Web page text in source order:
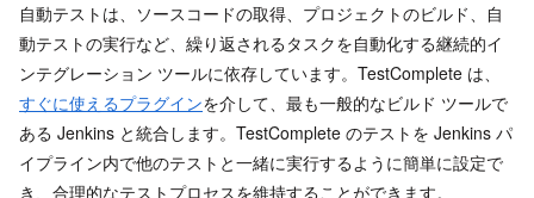
自動テストは、ソースコードの取得、プロジェクトのビルド、自
動テストの実行など、繰り返されるタスクを自動化する継続的イ
ンテグレーション ツールに依存しています。TestComplete は、
すぐに使えるプラグインを介して、最も一般的なビルド ツールで
ある Jenkins と統合します。TestComplete のテストを Jenkins パ
イプライン内で他のテストと一緒に実行するように簡単に設定で
き、合理的なテストプロセスを維持することができます。